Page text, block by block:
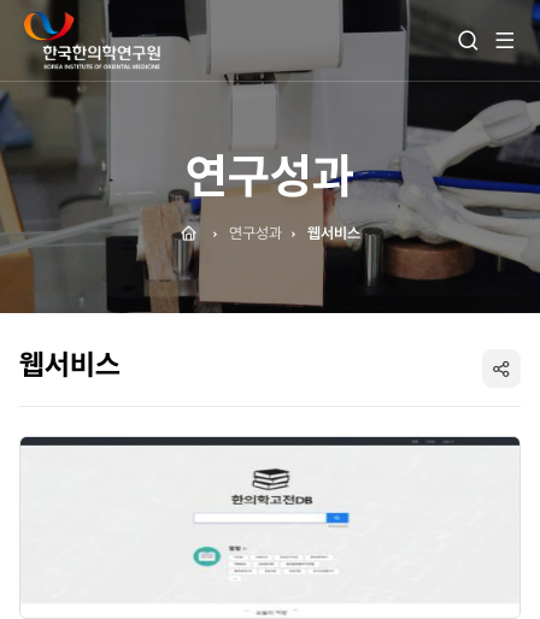
색
열
기
체
보
기
연구성과
웹서비스
Home연구성과 웹서비스
공